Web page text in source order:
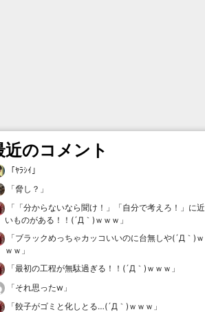
近のコメント
「ﾔﾗｼｲ 」
「脅し？ 」
「 「分からないなら聞け！」「自分で考えろ！」に近
いものがある！！(´Д｀)ｗｗｗ 」
「ブラックめっちゃカッコいいのに台無しや(´Д｀)ｗ
ｗｗ 」
「最初の工程が無駄過ぎる！！(´Д｀)ｗｗｗ 」
「それ思ったw 」
「餃子がゴミと化しとる…(´Д｀)ｗｗｗ 」